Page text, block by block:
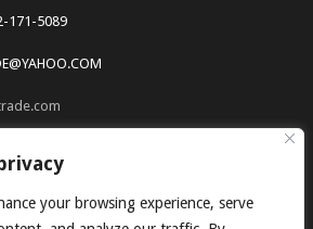
your browsing experience, serve
171-5089